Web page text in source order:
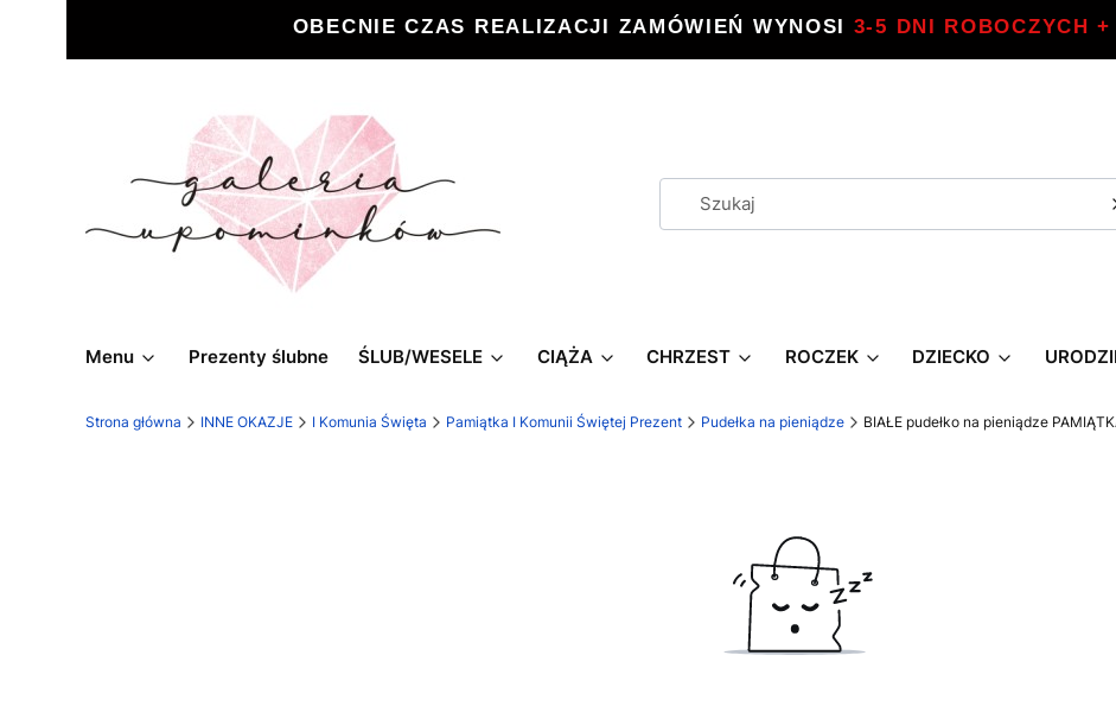
OBECNIE CZAS REALIZACJI ZAMÓWIEŃ WYNOSI 3-5 DNI ROBOCZYCH +
Menu Prezenty ślubne ŚLUB/WESELE CIĄŻA CHRZEST ROCZEK DZIECKO
Strona główna INNE OKAZJE I Komunia Święta Pamiątka I Komunii Świętej Prezent Pudełka na pieniądze BIAŁE pudełko na pieniądze